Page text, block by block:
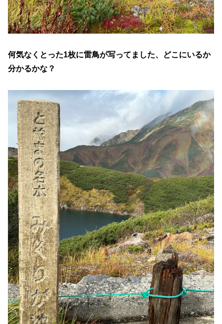
何気なくとった1枚に雷鳥が写ってました、どこにいるか
分かるかな？